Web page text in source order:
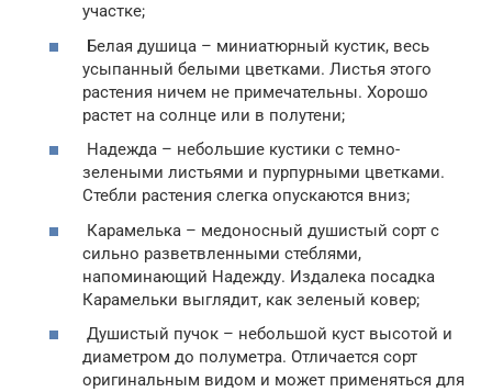
участке;
Белая душица – миниатюрный кустик, весь
усыпанный белыми цветками. Листья этого
растения ничем не примечательны. Хорошо
растет на солнце или в полутени;
Надежда – небольшие кустики с темно-
зелеными листьями и пурпурными цветками.
Стебли растения слегка опускаются вниз;
Карамелька – медоносный душистый сорт с
сильно разветвленными стеблями,
напоминающий Надежду. Издалека посадка
Карамельки выглядит, как зеленый ковер;
Душистый пучок – небольшой куст высотой и
диаметром до полуметра. Отличается сорт
оригинальным видом и может применяться для